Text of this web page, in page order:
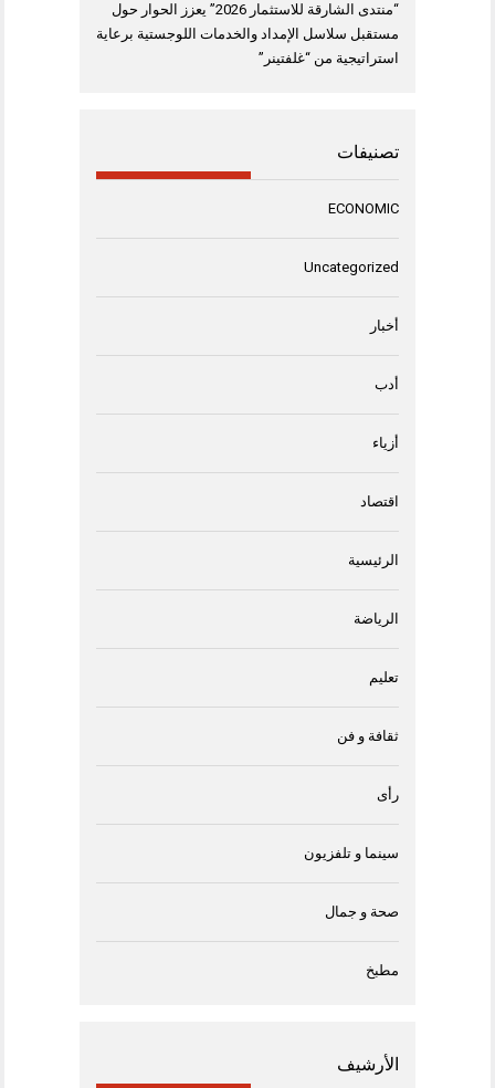
“منتدى الشارقة للاستثمار 2026” يعزز الحوار حول
مستقبل سلاسل الإمداد والخدمات اللوجستية برعاية
استراتيجية من “غلفتينر”
تصنيفات
ECONOMIC
Uncategorized
أخبار
أدب
أزياء
اقتصاد
الرئيسية
الرياضة
تعليم
ثقافة و فن
رأى
سينما و تلفزيون
صحة و جمال
مطبخ
الأرشيف